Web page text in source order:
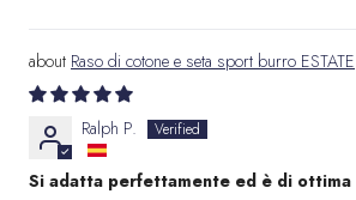
Raso di cotone e seta sport burro ESTATE
Ralph P.
Si adatta perfettamente ed è di ottima